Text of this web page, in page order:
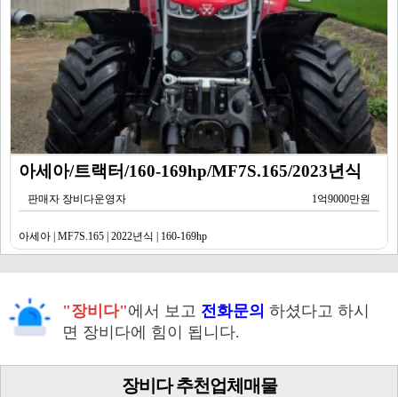
아세아/트랙터/160-169hp/MF7S.165/2023년식
판매자 장비다운영자 1억9000만원
아세아 | MF7S.165 | 2022년식 | 160-169hp
"장비다"에서 보고 전화문의 하셨다고 하시
면 장비다에 힘이 됩니다.
장비다 추천업체매물